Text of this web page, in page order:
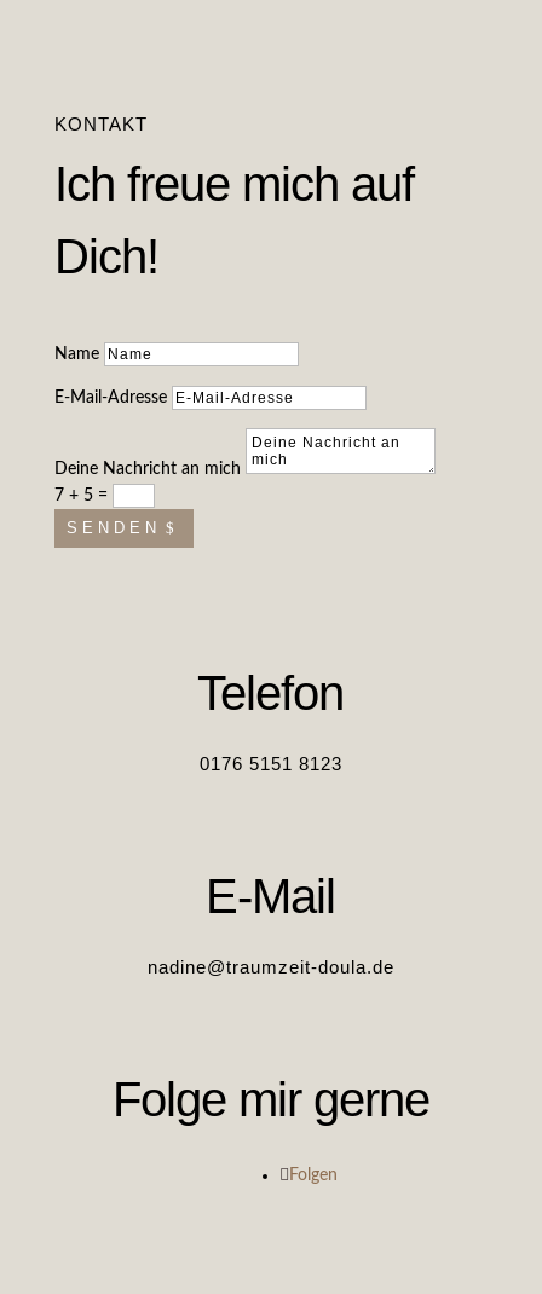
KONTAKT
Ich freue mich auf
Dich!
Name
E-Mail-Adresse
Deine Nachricht an mich
7 + 5=
SENDEN
Telefon
0176 5151 8123
E-Mail
nadine@traumzeit-doula.de
Folge mir gerne
Folgen